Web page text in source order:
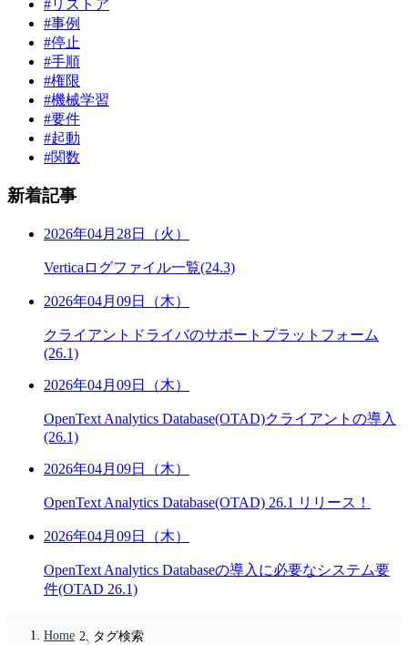
#リストア
#事例
#停止
#手順
#権限
#機械学習
#要件
#起動
#関数
新着記事
2026年04月28日（火）
Verticaログファイル一覧(24.3)
2026年04月09日（木）
クライアントドライバのサポートプラットフォーム
(26.1)
2026年04月09日（木）
OpenText Analytics Database(OTAD)クライアントの導入
(26.1)
2026年04月09日（木）
OpenText Analytics Database(OTAD) 26.1 リリース！
2026年04月09日（木）
OpenText Analytics Databaseの導入に必要なシステム要
件(OTAD 26.1)
Home タグ検索